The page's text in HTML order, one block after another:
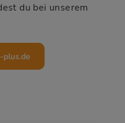
du bei unserem
plus.de